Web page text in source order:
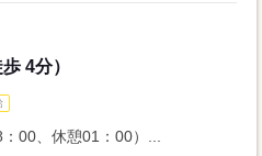
4分）
00、休憩01：00）...